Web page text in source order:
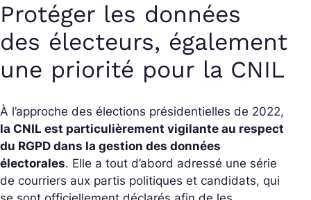
Protéger les données
des électeurs, également
une priorité pour la CNIL
À l’approche des élections présidentielles de 2022,
la CNIL est particulièrement vigilante au respect
du RGPD dans la gestion des données
électorales. Elle a tout d’abord adressé une série
de courriers aux partis politiques et candidats, qui